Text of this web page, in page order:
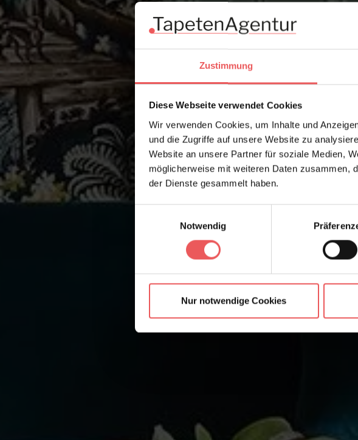
Zustimmung
Diese Webseite verwendet Cookies
Wir verwenden Cookies, um Inhalte und
und die Zugriffe auf unsere Website zu
Website an unsere Partner für soziale Medien,
möglicherweise mit weiteren Daten zusammen,
der Dienste gesammelt haben.
Notwendig
Nur notwendige Cookies